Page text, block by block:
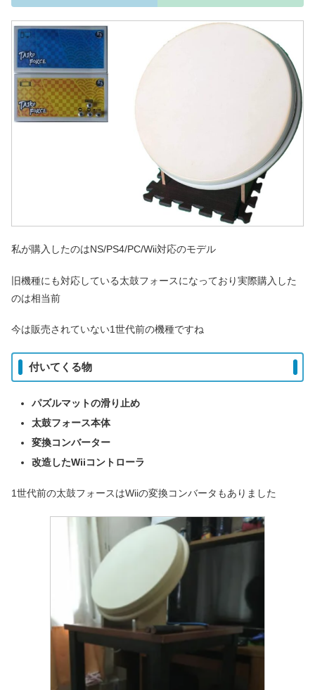
私が購入したのはNS/PS4/PC/Wii対応のモデル
旧機種にも対応している太鼓フォースになっており実際購入した
のは相当前
今は販売されていない1世代前の機種ですね
付いてくる物
パズルマットの滑り止め
太鼓フォース本体
変換コンバーター
改造したWiiコントローラ
1世代前の太鼓フォースはWiiの変換コンバータもありました